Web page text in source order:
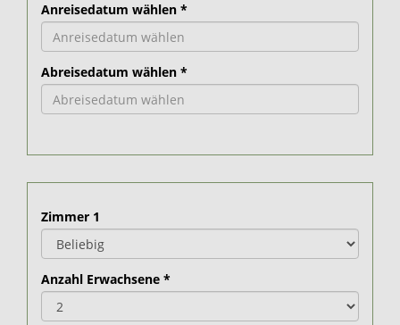
Anreisedatum wählen *
Abreisedatum wählen *
Zimmer 1
Anzahl Erwachsene *